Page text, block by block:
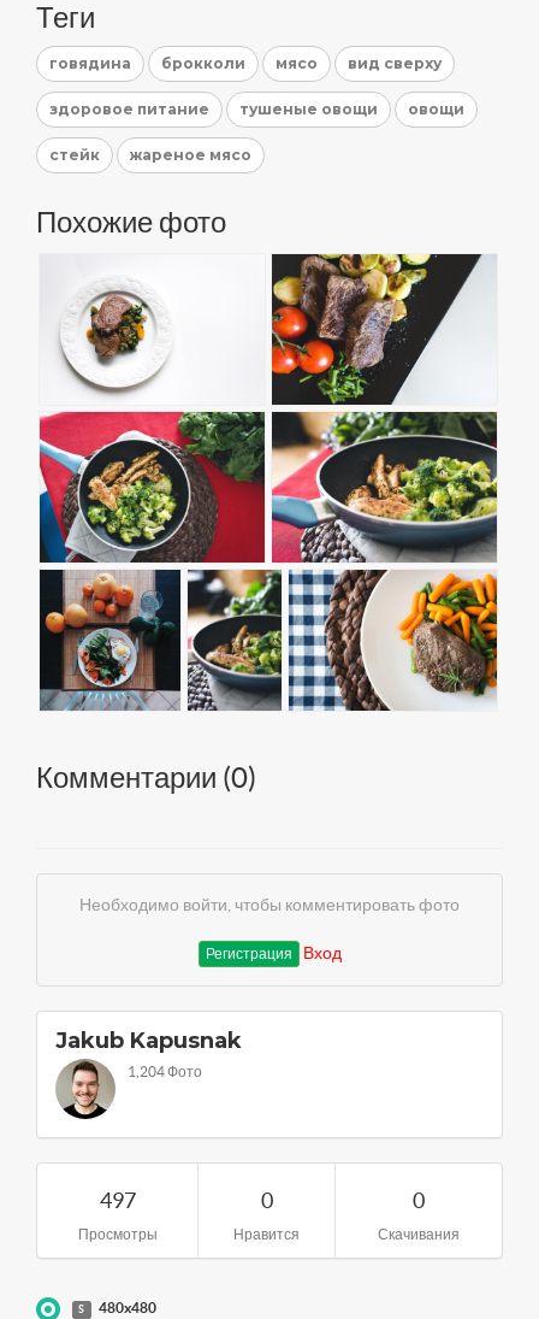
Теги
говядина брокколи мясо вид сверху
здоровое питание тушеные овощи овощи
стейк жареное мясо
Похожие фото
Комментарии (0)
Необходимо войти, чтобы комментировать фото
Регистрация Вход
Jakub Kapusnak
1,204 Фото
497
Просмотры
0
Нравится
0
Скачивания
S 480x480